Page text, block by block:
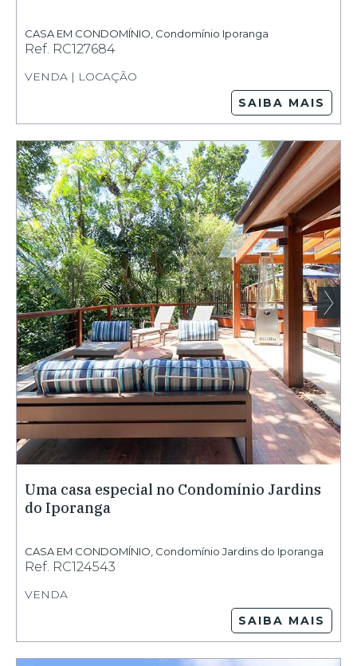
CASA EM CONDOMÍNIO Condomínio Iporanga
Ref. RC127684
VENDA | LOCAÇÃO
SAIBA MAIS
Uma casa especial no Condomínio Jardins
do Iporanga
CASA EM CONDOMÍNIO Condomínio Jardins do Iporanga
Ref. RC124543
VENDA
SAIBA MAIS